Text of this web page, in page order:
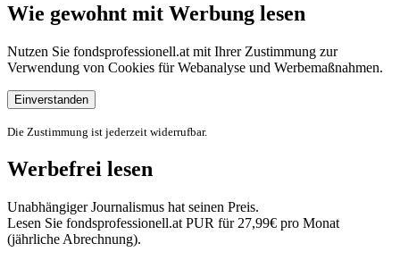
Wie gewohnt mit Werbung lesen
Nutzen Sie fondsprofessionell.at mit Ihrer Zustimmung zur
Verwendung von Cookies für Webanalyse und Werbemaßnahmen.
Einverstanden
Die Zustimmung ist jederzeit widerrufbar.
Werbefrei lesen
Unabhängiger Journalismus hat seinen Preis.
Lesen Sie fondsprofessionell.at PUR für 27,99€ pro Monat
(jährliche Abrechnung).